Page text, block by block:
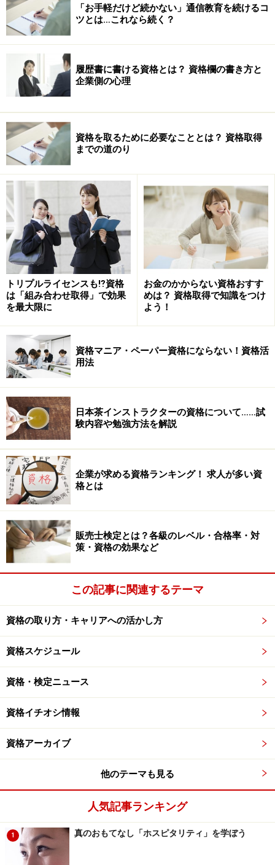
ザ
な
ブ
リ
ト
ル
製
薬
Ｍ
Ｒ
定
制
度
ＭＲすなわち、医薬情報担当者は、人の命にかか
わる医薬品について深い知識と経験を求められま
となるのです。その育成にあたって、社内資格制
度を取り入れています。さらに上級者は「アドバ
ンスドＭＲ」に認定されます。
【社内資格の導入目的】
これらは、ほんの一部でしかありませんが、これだけ
を見ても食品・不動産・ＩＴ・製薬など多くの業界にわ
たっているのが判ります。おそらく、ほとんど全ての業
界で「社内資格制度」は取り入れられていると思われま
す。その目的は、社員の士気向上・知識・スキルの向上
などが大半ですが、多くの場合、この目的は達している
と思われます。
【社内資格が用いられる分野】
のに気づきます。代表的なのが、「英語」。英検やＴＯ
ＥＩＣがあるので、社内資格を設ける必要が無いのでし
ょう。逆に言うと、公的資格が無い分野に社内資格が用
意されているというのが実態だと思います。例えば、イ
オンの「イオン鮮魚士」や「サイクルアドバイザー」な
どです。魚を見る目というのは、まさに専門家の見識を
要求される分野ですが、これを認定する資格は公的には
有りません。こういった分野では極めて有効な制度だと
思われます。
また、富士通が行っているようなＩＴのプロフェッシ
ョナルの認定制度は、公的にも「ＩＴスキル標準」とし
て認定されようとしています。これなどは、企業の認定
制度の方が公的資格よりも進んでいた事例の一つでしょ
う。
のプロとしての認定ともいえます。不動産の販売にあた
っては、宅地建物取引主任者という公的資格があるので
せん。業界に資格があっても、それだけで十分でない
時、企業側はニーズに合わせて独自の資格制度を設ける
ことが多いようです。そして、それが先駆となって、公
的資格が後からついて来ることもある訳です。
日本で取得可能なあらゆる資格の最新情報・お
もしろ情報をお届けします！
資格メルマガ購読申込はこちらへ！
※記事内容は執筆時点のものです。最新の内容をご確認くださ
い。
「お手軽だけど続かない」通信教育を続けるコ
ツとは…これなら続く？
履歴書に書ける資格とは？ 資格欄の書き方と
企業側の心理
資格を取るために必要なこととは？ 資格取得
までの道のり
トリプルライセンスも⁉資格
は「組み合わせ取得」で効果
を最大限に
お金のかからない資格おすす
めは？ 資格取得で知識をつけ
よう！
資格マニア・ペーパー資格にならない！資格活
用法
日本茶インストラクターの資格について……試
験内容や勉強方法を解説
企業が求める資格ランキング！ 求人が多い資
格とは
販売士検定とは？各級のレベル・合格率・対
策・資格の効果など
この記事に関連するテーマ
資格の取り方・キャリアへの活かし方
資格スケジュール
資格・検定ニュース
資格イチオシ情報
資格アーカイブ
他のテーマも見る
人気記事ランキング
1 真のおもてなし「ホスピタリティ」を学ぼう